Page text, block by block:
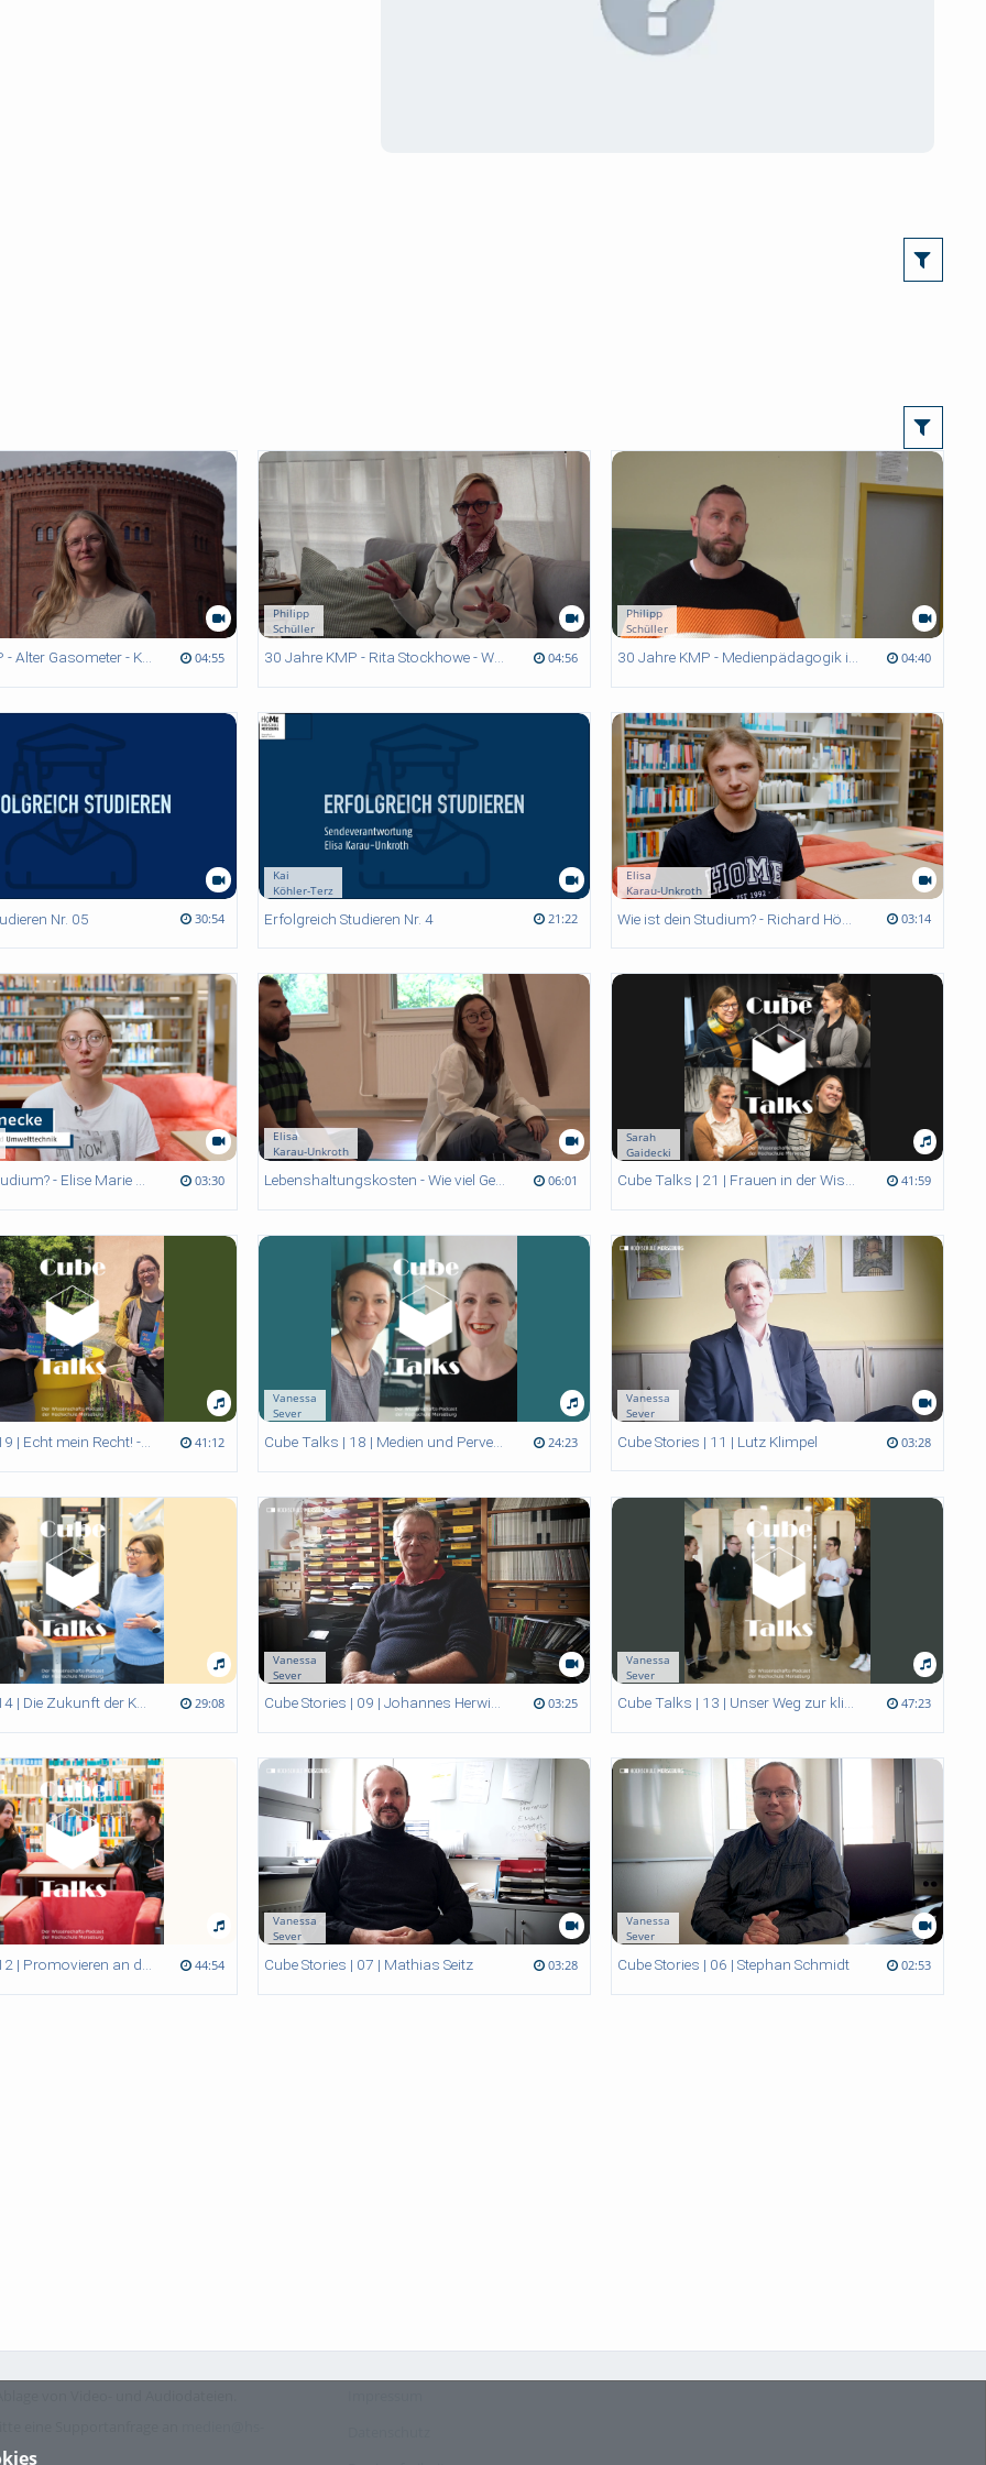
04:55
Philipp
Schüller
04:56
Philipp
Schüller
04:40
Nr. 05 30:54
Kai
Köhler-Terz
Erfolgreich Studieren Nr. 4 21:22
Elisa
Karau-Unkroth
03:14
Wie ist dein Studium? - Elise Marie Thunecke, Bachelor Chemie- und Umwelttechnik 03:30
Elisa
Karau-Unkroth
Lebenshaltungskosten - Wie viel Geld brauche ich pro Monat? 06:01
Sarah
Gaidecki
Cube Talks | 21 | Frauen in der Wissenschaft 41:59
41:12
Vanessa
Sever
24:23
Vanessa
Sever
Cube Stories | 11 | Lutz Klimpel 03:28
Cube Talks | 14 | Die Zukunft der Kunststoffe - Sind Biopolymere die Alternative? 29:08
Vanessa
Sever
Cube Stories | 09 | Johannes Herwig-Lempp 03:25
Vanessa
Sever
Cube Talks | 13 | Unser Weg zur klimafreundlichen Hochschule 47:23
44:54
Vanessa
Sever
Cube Stories | 07 | Mathias Seitz 03:28
Vanessa
Sever
Cube Stories | 06 | Stephan Schmidt 02:53
eine Supportanfrage an